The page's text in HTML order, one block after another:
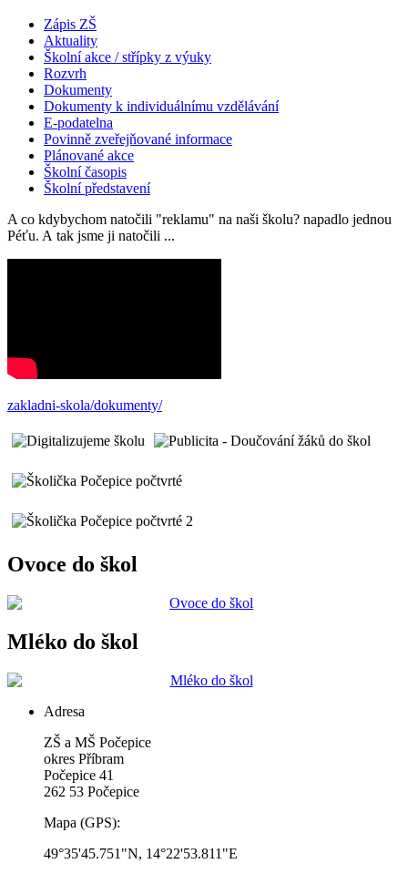
Zápis ZŠ
Aktuality
Školní akce / střípky z výuky
Rozvrh
Dokumenty
Dokumenty k individuálnímu vzdělávání
E-podatelna
Povinně zveřejňované informace
Plánované akce
Školní časopis
Školní představení
A co kdybychom natočili "reklamu" na naši školu? napadlo jednou
Péťu. A tak jsme ji natočili ...
zakladni-skola/dokumenty/
Ovoce do škol
Mléko do škol
Adresa
ZŠ a MŠ Počepice
okres Příbram
Počepice 41
262 53 Počepice
Mapa (GPS):
49°35'45.751"N, 14°22'53.811"E